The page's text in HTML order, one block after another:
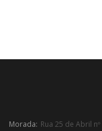
Morada: Rua 25 de Abril